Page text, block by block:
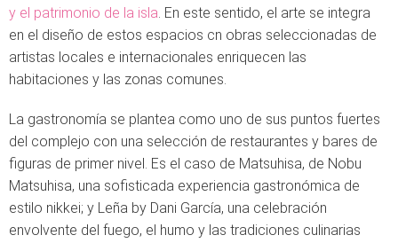
y el patrimonio de la isla. En este sentido, el arte se integra
en el diseño de estos espacios cn obras seleccionadas de
artistas locales e internacionales enriquecen las
habitaciones y las zonas comunes.
La gastronomía se plantea como uno de sus puntos fuertes
del complejo con una selección de restaurantes y bares de
figuras de primer nivel. Es el caso de Matsuhisa, de Nobu
Matsuhisa, una sofisticada experiencia gastronómica de
estilo nikkei; y Leña by Dani García, una celebración
envolvente del fuego, el humo y las tradiciones culinarias